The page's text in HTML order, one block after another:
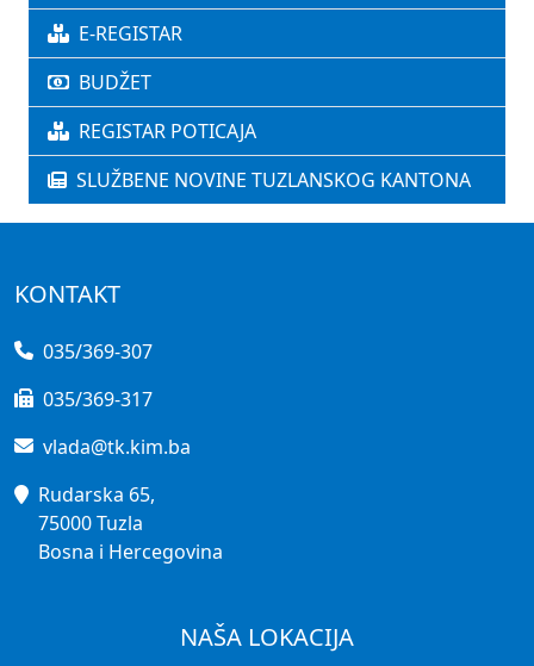
E-REGISTAR
BUDŽET
REGISTAR POTICAJA
SLUŽBENE NOVINE TUZLANSKOG KANTONA
KONTAKT
035/369-307
035/369-317
vlada@tk.kim.ba
Rudarska 65,
75000 Tuzla
Bosna i Hercegovina
NAŠA LOKACIJA